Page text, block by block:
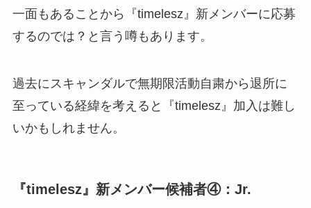
一面もあることから『timelesz』新メンバーに応募
するのでは？と言う噂もあります。
過去にスキャンダルで無期限活動自粛から退所に
至っている経緯を考えると『timelesz』加入は難し
いかもしれません。
『timelesz』新メンバー候補者④：Jr.